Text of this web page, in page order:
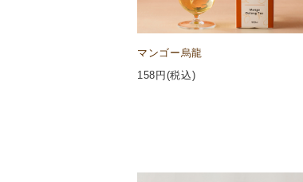
マンゴー烏龍
158 円(税込)